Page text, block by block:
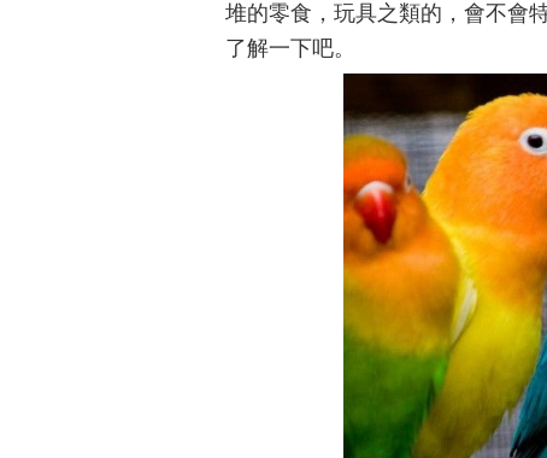
堆的零食，玩具之類的，會不會
了解一下吧。